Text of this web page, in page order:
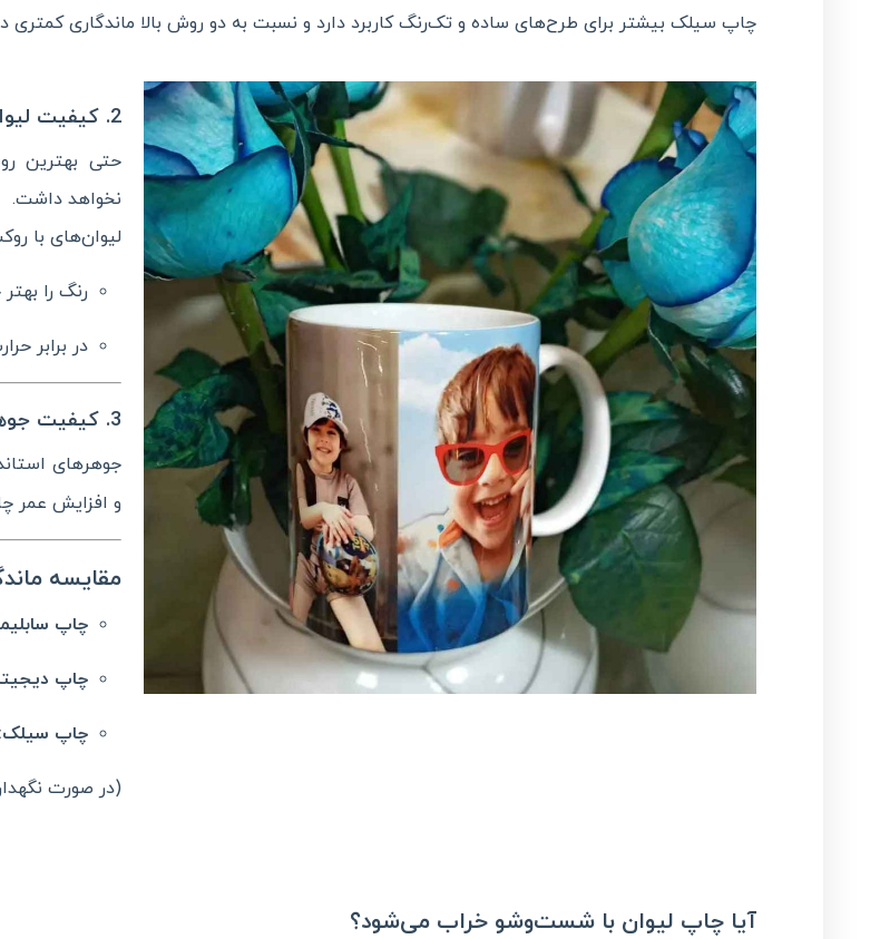
چاپ سیلک بیشتر برای طرح‌های ساده و تک‌رنگ کاربرد دارد و نسبت به دو روش بالا ماندگاری کمتری
2. کیفیت لیوان خام
حتی بهترین
نخواهد داشت.
لیوان‌های با
رنگ را
در برابر
3. کیفیت جوهر مصرفی
جوهرهای
و افزایش عمر
مقایسه
چاپ
چاپ
چاپ سیلک:
(در صورت
آیا چاپ لیوان با شست‌وشو خراب می‌شود؟